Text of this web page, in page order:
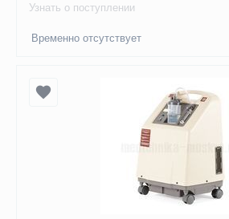
Узнать о поступлении
Временно отсутствует